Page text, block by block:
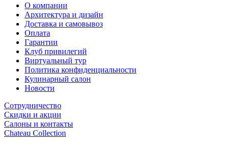
О компании
Архитектура и дизайн
Доставка и самовывоз
Оплата
Гарантии
Клуб привилегий
Виртуальный тур
Политика конфиденциальности
Кулинарный салон
Новости
Сотрудничество
Скидки и акции
Салоны и контакты
Chateau Collection